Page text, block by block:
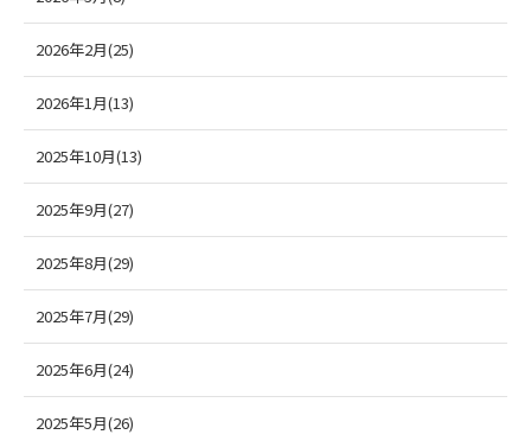
2026年2月(25)
2026年1月(13)
2025年10月(13)
2025年9月(27)
2025年8月(29)
2025年7月(29)
2025年6月(24)
2025年5月(26)